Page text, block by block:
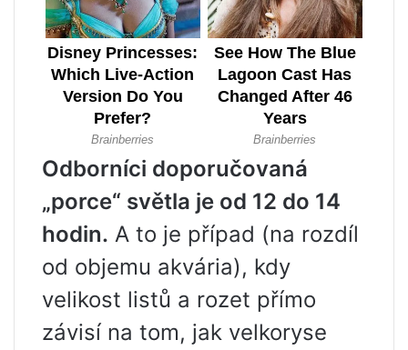
Odborníci doporučovaná
„porce“ světla je od 12 do 14
hodin. A to je případ (na rozdíl
od objemu akvária), kdy
velikost listů a rozet přímo
závisí na tom, jak velkoryse